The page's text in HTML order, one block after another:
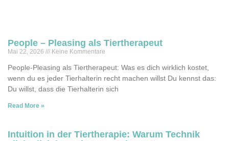
People – Pleasing als Tiertherapeut
Mai 22, 2026 Keine Kommentare
People-Pleasing als Tiertherapeut: Was es dich wirklich kostet,
wenn du es jeder Tierhalterin recht machen willst Du kennst das:
Du willst, dass die Tierhalterin sich
Read More »
Intuition in der Tiertherapie: Warum Technik